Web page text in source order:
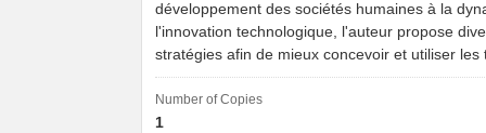
développement des sociétés humaines à la
l'innovation technologique, l'auteur propose
stratégies afin de mieux concevoir et utiliser
Number of Copies
1